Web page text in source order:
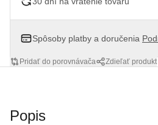
Spôsoby platby a doručenia
Pridať do porovnávača Zdieľať produkt
Popis